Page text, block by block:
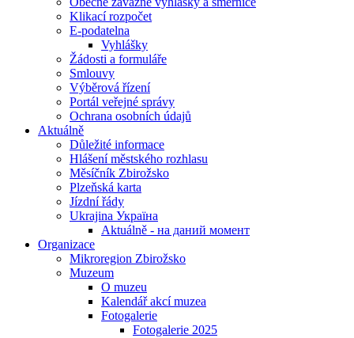
Klikací rozpočet
E-podatelna
Vyhlášky
Žádosti a formuláře
Smlouvy
Výběrová řízení
Portál veřejné správy
Ochrana osobních údajů
Aktuálně
Důležité informace
Hlášení městského rozhlasu
Měsíčník Zbirožsko
Plzeňská karta
Jízdní řády
Ukrajina Україна
Aktuálně - на даний момент
Organizace
Mikroregion Zbirožsko
Muzeum
O muzeu
Kalendář akcí muzea
Fotogalerie
Fotogalerie 2025